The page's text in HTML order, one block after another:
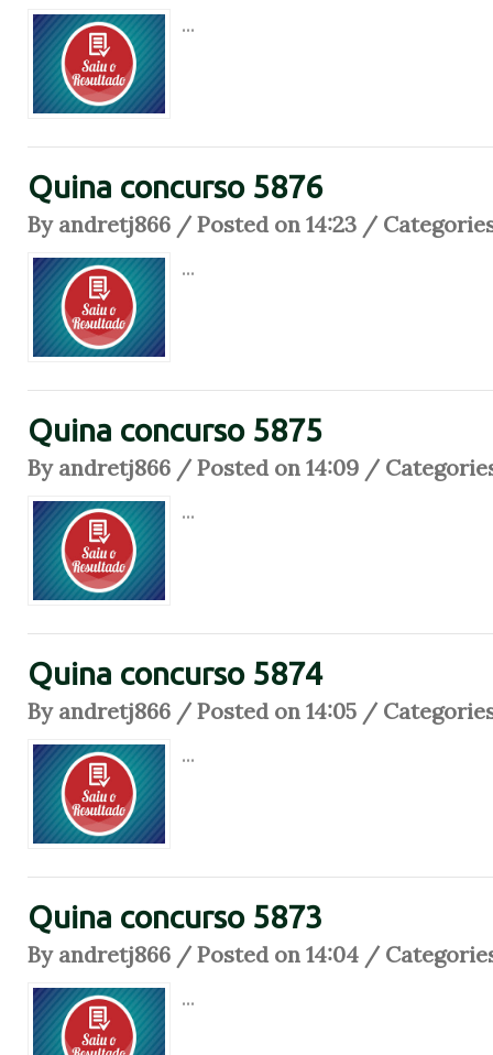
...
Quina concurso 5876
By andretj866 / Posted on 14:23 /
...
Quina concurso 5875
By andretj866 / Posted on 14:09 /
...
Quina concurso 5874
By andretj866 / Posted on 14:05 /
...
Quina concurso 5873
By andretj866 / Posted on 14:04 /
...